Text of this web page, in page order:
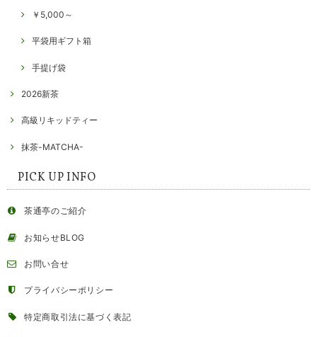
￥5,000～
平袋用ギフト箱
手提げ袋
2026新茶
高級リキッドティー
抹茶-MATCHA-
PICK UP INFO
茶通亭のご紹介
お知らせBLOG
お問い合せ
プライバシーポリシー
特定商取引法に基づく表記